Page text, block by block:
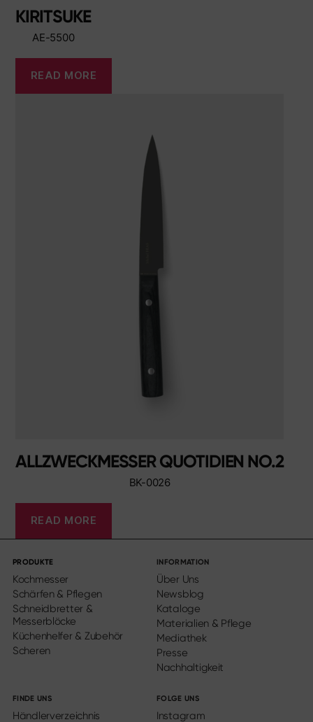
KIRITSUKE
AE-5500
READ MORE
ALLZWECKMESSER QUOTIDIEN NO.2
BK-0026
READ MORE
PRODUKTE
Kochmesser
Schärfen & Pflegen
Schneidbretter &
Messerblöcke
Küchenhelfer & Zubehör
Scheren
INFORMATION
Über Uns
Newsblog
Kataloge
Materialien & Pflege
Mediathek
Presse
Nachhaltigkeit
FINDE UNS
Händlerverzeichnis
FOLGE UNS
Instagram